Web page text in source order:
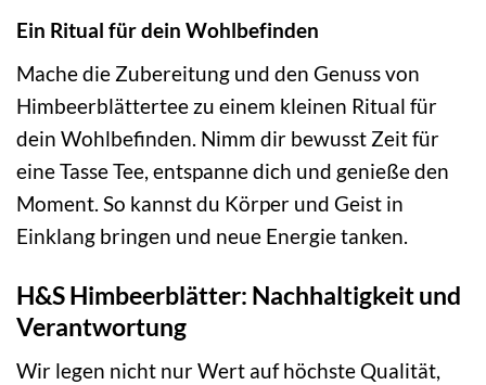
Ein Ritual für dein Wohlbefinden
Mache die Zubereitung und den Genuss von
Himbeerblättertee zu einem kleinen Ritual für
dein Wohlbefinden. Nimm dir bewusst Zeit für
eine Tasse Tee, entspanne dich und genieße den
Moment. So kannst du Körper und Geist in
Einklang bringen und neue Energie tanken.
H&S Himbeerblätter: Nachhaltigkeit und
Verantwortung
Wir legen nicht nur Wert auf höchste Qualität,